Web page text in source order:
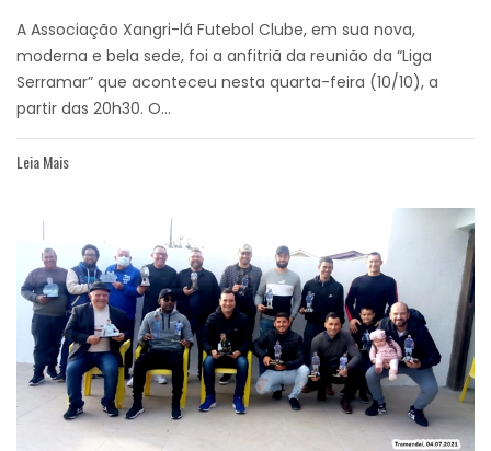
A Associação Xangri-lá Futebol Clube, em sua nova,
moderna e bela sede, foi a anfitriã da reunião da “Liga
Serramar” que aconteceu nesta quarta-feira (10/10), a
partir das 20h30. O...
Leia Mais